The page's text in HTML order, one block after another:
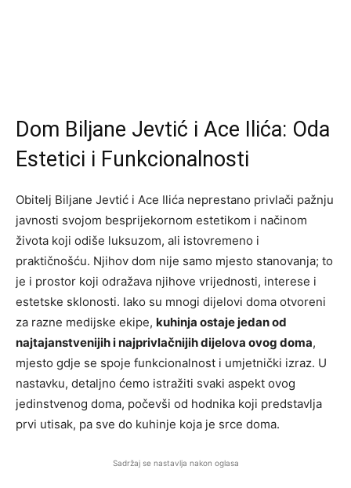
Dom Biljane Jevtić i Ace Ilića: Oda
Estetici i Funkcionalnosti
Obitelj Biljane Jevtić i Ace Ilića neprestano privlači pažnju
javnosti svojom besprijekornom estetikom i načinom
života koji odiše luksuzom, ali istovremeno i
praktičnošću. Njihov dom nije samo mjesto stanovanja; to
je i prostor koji odražava njihove vrijednosti, interese i
estetske sklonosti. Iako su mnogi dijelovi doma otvoreni
za razne medijske ekipe, kuhinja ostaje jedan od
najtajanstvenijih i najprivlačnijih dijelova ovog doma,
mjesto gdje se spoje funkcionalnost i umjetnički izraz. U
nastavku, detaljno ćemo istražiti svaki aspekt ovog
jedinstvenog doma, počevši od hodnika koji predstavlja
prvi utisak, pa sve do kuhinje koja je srce doma.
Sadržaj se nastavlja nakon oglasa